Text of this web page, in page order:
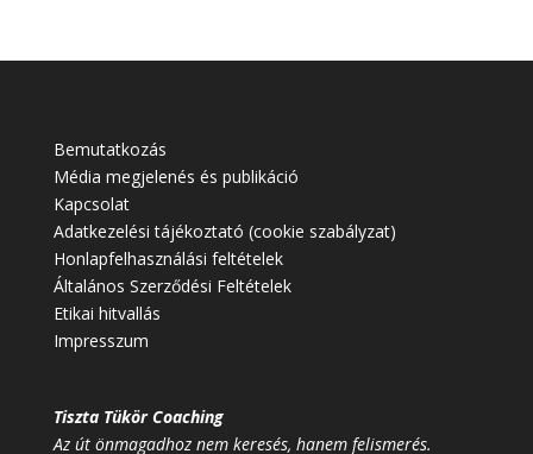
Bemutatkozás
Média megjelenés és publikáció
Kapcsolat
Adatkezelési tájékoztató (cookie szabályzat)
Honlapfelhasználási feltételek
Általános Szerződési Feltételek
Etikai hitvallás
Impresszum
Tiszta Tükör Coaching
Az út önmagadhoz nem keresés, hanem felismerés.